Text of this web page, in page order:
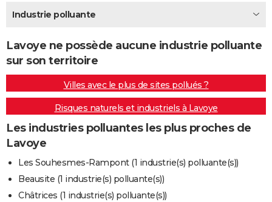
Destinations
City break
Voyage nature
Voyage de noces
Forum
Climat
+PHOTO
BONS PLANS
CARTE DE VOEUX
Carte de Noël
Carte Bonne année
Carte Saint-Valentin
Carte d'anniversaire
DICTIONNAIRE
Dictionnaire
Biographies
Citations
Expressions
Proverbes
COPAINS D'AVANT
S'inscrire
Se connecter
Lycées
Collèges
Primaires
Universités
Entreprises
Service militaire
Avis de recherche
AVIS DE DÉCÈS
Industrie polluante
Lavoye ne possède aucune industrie polluante
sur son territoire
Villes avec le plus de sites pollués ?
Risques naturels et industriels à Lavoye
Les industries polluantes les plus proches de
Lavoye
Les Souhesmes-Rampont (1 industrie(s) polluante(s))
Beausite (1 industrie(s) polluante(s))
Châtrices (1 industrie(s) polluante(s))